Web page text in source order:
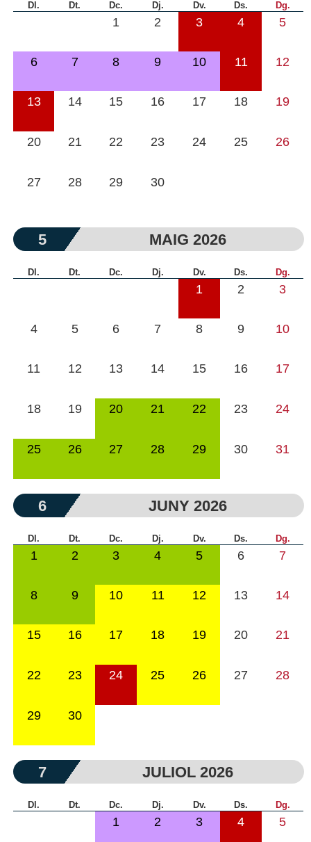
Dl. Dt. Dc. Dj. Dv. Ds. Dg.
1 2 3 4 5
6 7 8 9 10 11 12
13 14 15 16 17 18 19
20 21 22 23 24 25 26
27 28 29 30
5 MAIG 2026
Dl. Dt. Dc. Dj. Dv. Ds. Dg.
1 2 3
4 5 6 7 8 9 10
11 12 13 14 15 16 17
18 19 20 21 22 23 24
25 26 27 28 29 30 31
6 JUNY 2026
Dl. Dt. Dc. Dj. Dv. Ds. Dg.
1 2 3 4 5 6 7
8 9 10 11 12 13 14
15 16 17 18 19 20 21
22 23 24 25 26 27 28
29 30
7 JULIOL 2026
Dl. Dt. Dc. Dj. Dv. Ds. Dg.
1 2 3 4 5